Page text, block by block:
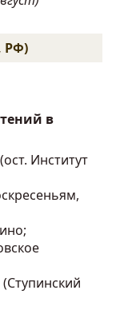
РФ)
в
Институт